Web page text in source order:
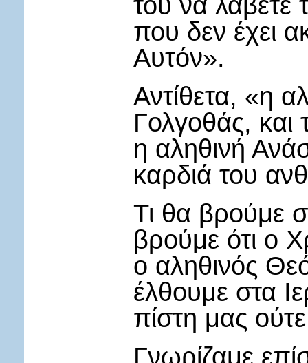
που δεν έχει
Αυτόν».
Αντίθετα, «η
Γολγοθάς, και
η αληθινή
καρδιά του
Τι θα βρούμε
βρούμε ότι ο
ο αληθινός
έλθουμε στα
πίστη μας
Γνωρίζαμε